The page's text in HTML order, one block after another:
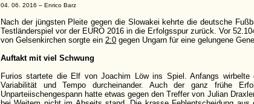
04. 06. 2016 – Enrico Barz
Nach der jüngsten Pleite gegen die Slowakei kehrte die deutsche
Testländerspiel vor der EURO 2016 in die Erfolgsspur zurück. Vor
von Gelsenkirchen sorgte ein 2:0 gegen Ungarn für eine gelungene
Auftakt mit viel Schwung
Furios startete die Elf von Joachim Löw ins Spiel. Anfangs wirbelte
Variabilität und Tempo durcheinander. Auch der ganz frühe
Unparteiischengespann hatte etwas gegen den Treffer von Julian